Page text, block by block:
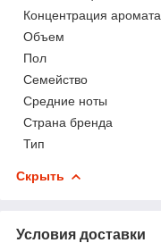
Концентрация аромата
Объем
Пол
Семейство
Средние ноты
Страна бренда
Тип
Скрыть
Условия доставки